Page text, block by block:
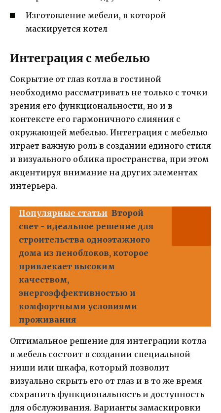
Изготовление мебели, в которой
маскируется котел
Интеграция с мебелью
Сокрытие от глаз котла в гостиной
необходимо рассматривать не только с точки
зрения его функциональности, но и в
контексте его гармоничного слияния с
окружающей мебелью. Интеграция с мебелью
играет важную роль в создании единого стиля
и визуального облика пространства, при этом
акцентируя внимание на других элементах
интерьера.
Популярные статьи Второй
свет - идеальное решение для
строительства одноэтажного
дома из пеноблоков, которое
привлекает высоким
качеством,
энергоэффективностью и
комфортными условиями
проживания
Оптимальное решение для интеграции котла
в мебель состоит в создании специальной
ниши или шкафа, который позволит
визуально скрыть его от глаз и в то же время
сохранить функциональность и доступность
для обслуживания. Варианты замаскировки